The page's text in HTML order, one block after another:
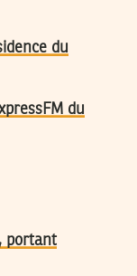
du
du
portant